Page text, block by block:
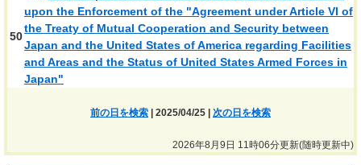
50
upon the Enforcement of the "Agreement under Article VI of
the Treaty of Mutual Cooperation and Security between
Japan and the United States of America regarding Facilities
and Areas and the Status of United States Armed Forces in
Japan"
前の日を検索 | 2025/04/25 | 次の日を検索
2026年8月9日 11時06分更新(随時更新中)